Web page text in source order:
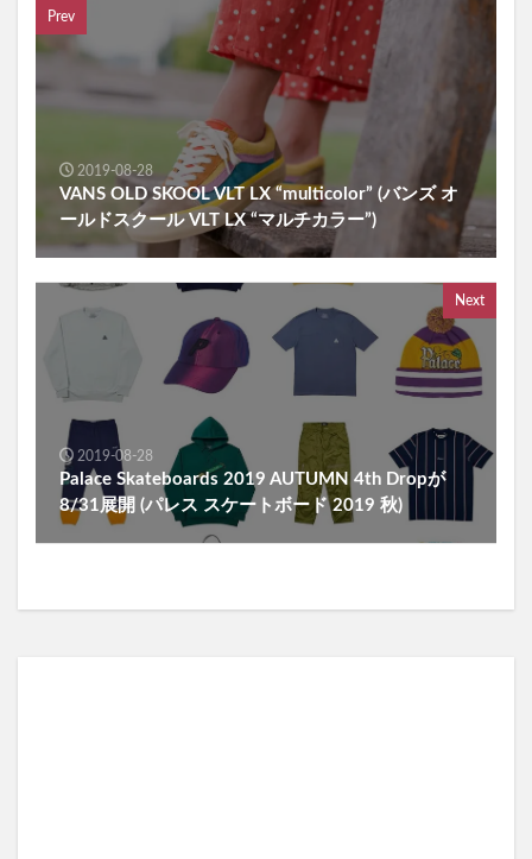
Prev
2019-08-28
VANS OLD SKOOL VLT LX “multicolor” (バンズ オ
ールドスクール VLT LX “マルチカラー”)
Next
2019-08-28
Palace Skateboards 2019 AUTUMN 4th Dropが
8/31展開 (パレス スケートボード 2019 秋)